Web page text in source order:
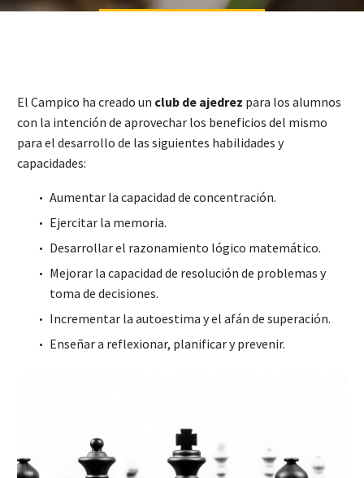
El Campico ha creado un club de ajedrez para los alumnos
con la intención de aprovechar los beneficios del mismo
para el desarrollo de las siguientes habilidades y
capacidades:
Aumentar la capacidad de concentración.
Ejercitar la memoria.
Desarrollar el razonamiento lógico matemático.
Mejorar la capacidad de resolución de problemas y
toma de decisiones.
Incrementar la autoestima y el afán de superación.
Enseñar a reflexionar, planificar y prevenir.